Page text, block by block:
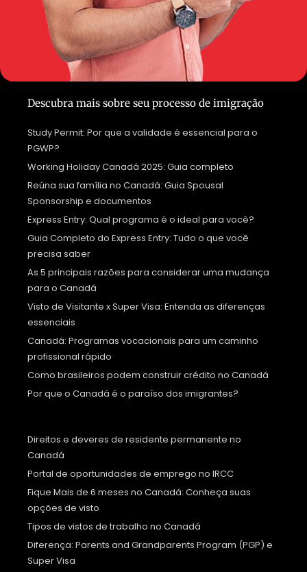
Descubra mais sobre seu processo de imigração
Study Permit: Por que a validade é essencial para o
PGWP?
Working Holiday Canadá 2025: Guia completo
Reúna sua família no Canadá: Guia Spousal
Sponsorship e documentos
Express Entry: Qual programa é o ideal para você?
Guia Completo do Express Entry: Tudo o que você
precisa saber
As 5 principais razões para considerar uma mudança
para o Canadá
Visto de Visitante x Super Visa: Entenda as diferenças
essenciais
Canadá: Programas vocacionais para um caminho
profissional rápido
Como brasileiros podem construir crédito no Canadá
Por que o Canadá é o paraíso dos imigrantes?
Direitos e deveres de residente permanente no
Canadá
Portal de oportunidades de emprego no IRCC
Fique Mais de 6 meses no Canadá: Conheça suas
opções de visto
Tipos de vistos de trabalho no Canadá
Diferença: Parents and Grandparents Program (PGP) e
Super Visa